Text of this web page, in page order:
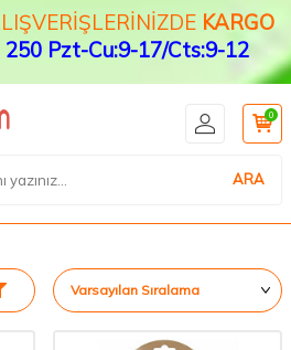
KARGO
Pzt-Cu:9-17/Cts:9-12
ARA
0